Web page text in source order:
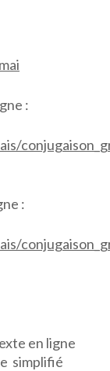
:
:
en ligne
simplifié